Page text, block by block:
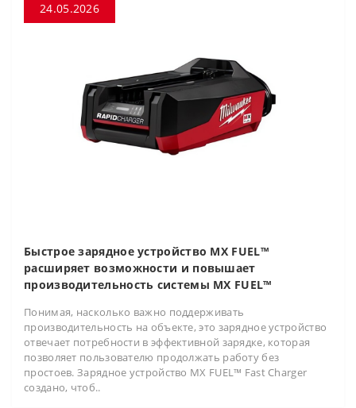
24.05.2026
Быстрое зарядное устройство MX FUEL™
расширяет возможности и повышает
производительность системы MX FUEL™
Понимая, насколько важно поддерживать
производительность на объекте, это зарядное устройство
отвечает потребности в эффективной зарядке, которая
позволяет пользователю продолжать работу без
простоев. Зарядное устройство MX FUEL™ Fast Charger
создано, чтоб..